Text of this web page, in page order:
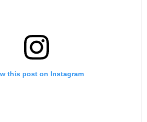
this post on Instagram